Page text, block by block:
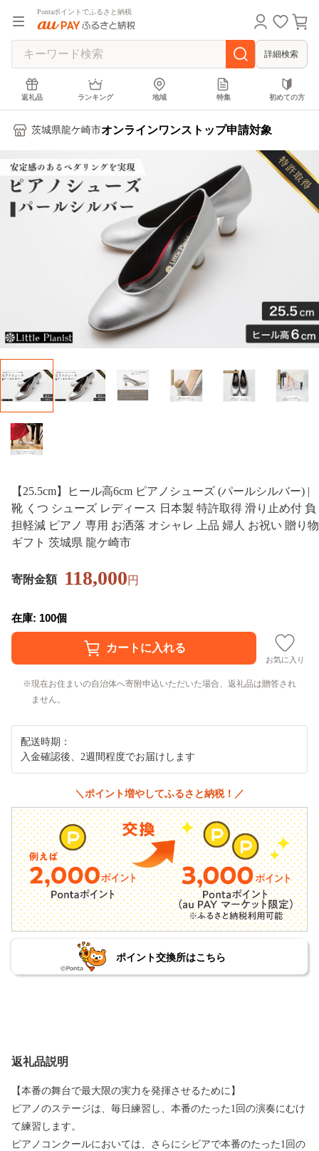
Pontaポイントでふるさと納税
詳細検索
返礼品 ランキング 地域 特集 初めての方
茨城県龍ケ崎市オンラインワンストップ申請対象
【25.5cm】ヒール高6cm ピアノシューズ (パールシルバー) |
靴 くつ シューズ レディース 日本製 特許取得 滑り止め付 負
担軽減 ピアノ 専用 お洒落 オシャレ 上品 婦人 お祝い 贈り物
ギフト 茨城県 龍ケ崎市
寄附金額 118,000円
在庫: 100個
お気に入り
現在お住まいの自治体へ寄附申込いただいた場合、返礼品は贈答され
ません。
配送時期：
入金確認後、2週間程度でお届けします
＼ポイント増やしてふるさと納税！／
ポイント交換所はこちら
返礼品説明
【本番の舞台で最大限の実力を発揮させるために】
ピアノのステージは、毎日練習し、本番のたった1回の演奏にむけ
て練習します。
ピアノコンクールにおいては、さらにシビアで本番のたった1回の